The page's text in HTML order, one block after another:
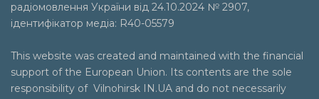
радіомовлення України від 24.10.2024 № 2907,
ідентифікатор медіа: R40-05579
This website was created and maintained with the financial
support of the European Union. Its contents are the sole
responsibility of Vilnohirsk IN.UA and do not necessarily